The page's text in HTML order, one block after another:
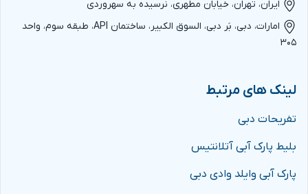
ایران، تهران، خیابان مطهری، نرسیده به سهروردی
امارات، دبی، بَر دبی، السوق الکبیر، ساختمان API، طبقه سوم، واحد
۳۰۵
لینک های مرتبط
تفریحات دبی
بلیط پارک آبی آتلانتیس
پارک آبی وایلد وادی دبی